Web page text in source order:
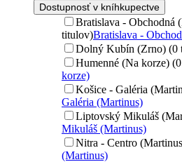
Dostupnosť v kníhkupectve
Bratislava - Obchodná
titulov)Bratislava -
Dolný Kubín (Zrno) (0
Humenné (Na korze)
korze)
Košice - Galéria
Galéria (Martinus)
Liptovský Mikuláš
Mikuláš (Martinus)
Nitra - Centro
(Martinus)